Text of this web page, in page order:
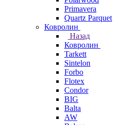
Primavera
Quartz Parquet
Ковролин
Назад
Ковролин
Tarkett
Sintelon
Forbo
Flotex
Condor
BIG
Balta
AW